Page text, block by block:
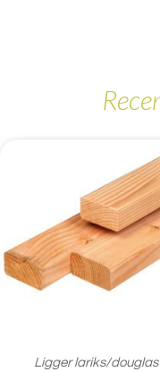
Ligger lariks/douglas